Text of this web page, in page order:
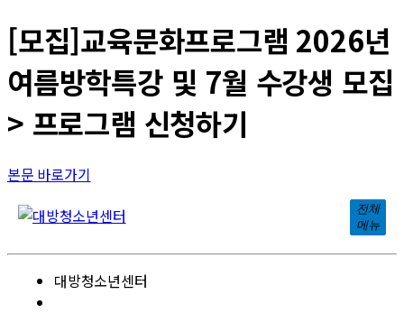
[모집]교육문화프로그램 2026년
여름방학특강 및 7월 수강생 모집
> 프로그램 신청하기
본문 바로가기
전체
메뉴
대방청소년센터